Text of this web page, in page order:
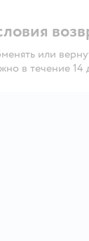
или
в течение 14